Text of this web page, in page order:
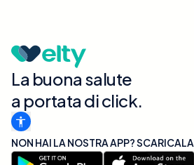
La buona salute
a portata di click.
NON HAI LA NOSTRA APP? SCARICALA